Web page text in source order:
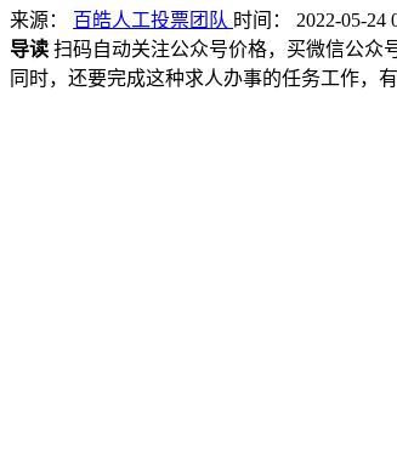
来源： 百皓人工投票团队 时间： 2022-05-24
导读 扫码自动关注公众号价格，买微信公众
同时，还要完成这种求人办事的任务工作，